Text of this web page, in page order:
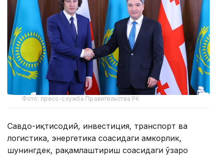
Фото: пресс-служба Правительства РК
Савдо-иқтисодий, инвестиция, транспорт ва
логистика, энергетика соҳасидаги ҳамкорлик,
шунингдек, рақамлаштириш соҳасидаги ўзаро